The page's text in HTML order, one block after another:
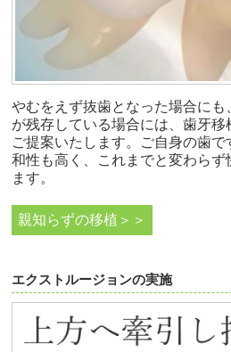
やむをえず抜歯となった場合に
が残存している場合には、歯牙
ご提案いたします。ご自身の歯
和性も高く、これまでと変わら
ます。
親知らずの移植＞＞
エクストルージョンの実施